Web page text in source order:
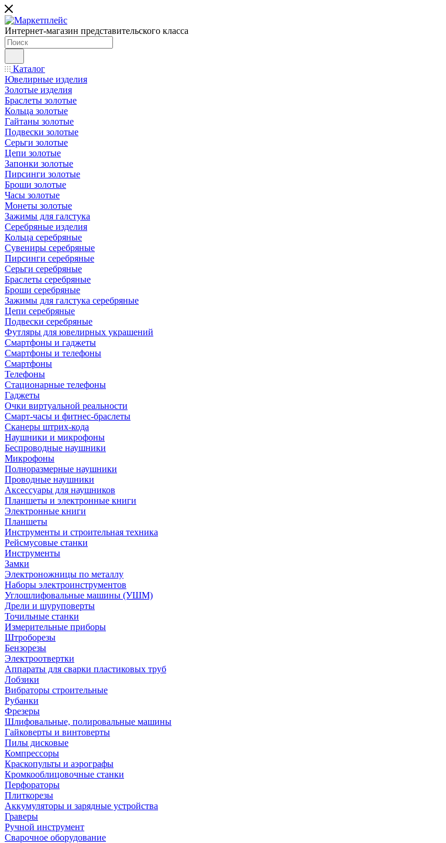
Интернет-магазин представительского класса
Каталог
Ювелирные изделия
Золотые изделия
Браслеты золотые
Кольца золотые
Гайтаны золотые
Подвески золотые
Серьги золотые
Цепи золотые
Запонки золотые
Пирсинги золотые
Броши золотые
Часы золотые
Монеты золотые
Зажимы для галстука
Серебряные изделия
Кольца серебряные
Сувениры серебряные
Пирсинги серебряные
Серьги серебряные
Браслеты серебряные
Броши серебряные
Зажимы для галстука серебряные
Цепи серебряные
Подвески серебряные
Футляры для ювелирных украшений
Смартфоны и гаджеты
Смартфоны и телефоны
Смартфоны
Телефоны
Стационарные телефоны
Гаджеты
Очки виртуальной реальности
Смарт-часы и фитнес-браслеты
Сканеры штрих-кода
Наушники и микрофоны
Беспроводные наушники
Микрофоны
Полноразмерные наушники
Проводные наушники
Аксессуары для наушников
Планшеты и электронные книги
Электронные книги
Планшеты
Инструменты и строительная техника
Рейсмусовые станки
Инструменты
Замки
Электроножницы по металлу
Наборы электроинструментов
Углошлифовальные машины (УШМ)
Дрели и шуруповерты
Точильные станки
Измерительные приборы
Штроборезы
Бензорезы
Электроотвертки
Аппараты для сварки пластиковых труб
Лобзики
Вибраторы строительные
Рубанки
Фрезеры
Шлифовальные, полировальные машины
Гайковерты и винтоверты
Пилы дисковые
Компрессоры
Краскопульты и аэрографы
Кромкооблицовочные станки
Перфораторы
Плиткорезы
Аккумуляторы и зарядные устройства
Граверы
Ручной инструмент
Сварочное оборудование